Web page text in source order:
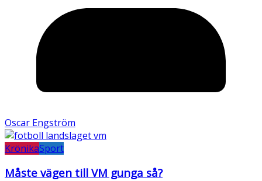
Oscar Engström
KrönikaSport
Måste vägen till VM gunga så?